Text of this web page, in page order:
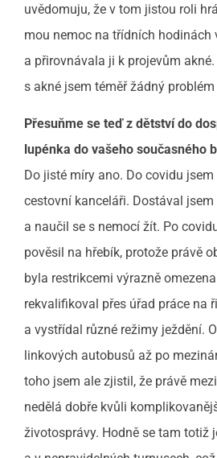
uvědomuju, že v tom jistou roli
mou nemoc na třídních hodinách
a přirovnávala ji k projevům
s akné jsem téměř žádný problém
Přesuňme se teď z dětství do
lupénka do vašeho současného
Do jisté míry ano. Do covidu
cestovní kanceláři. Dostával
a naučil se s nemocí žít. Po
pověsil na hřebík, protože právě
byla restrikcemi výrazně
rekvalifikoval přes úřad práce na
a vystřídal různé režimy ježdění.
linkových autobusů až po
toho jsem ale zjistil, že právě
nedělá dobře kvůli
životosprávy. Hodně se tam totiž